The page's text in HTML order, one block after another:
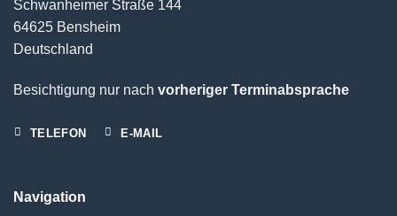
Schwanheimer Straße 144
64625 Bensheim
Deutschland
Besichtigung nur nach vorheriger Terminabsprache
TELEFON E-MAIL
Navigation